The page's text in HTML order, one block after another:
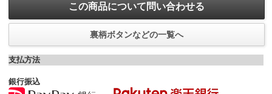
この商品について問い合わせる
裏柄ボタンなどの一覧へ
支払方法
銀行振込